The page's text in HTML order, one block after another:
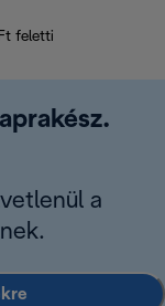
feletti
a